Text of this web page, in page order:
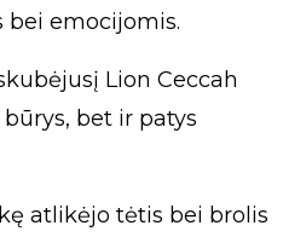
bei emocijomis.
Lion Ceccah
bet ir patys
atlikėjo tėtis bei brolis